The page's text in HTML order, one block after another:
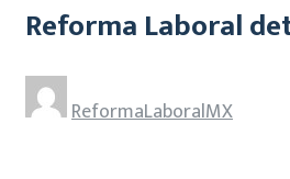
Reforma Laboral
ReformaLaboralMX